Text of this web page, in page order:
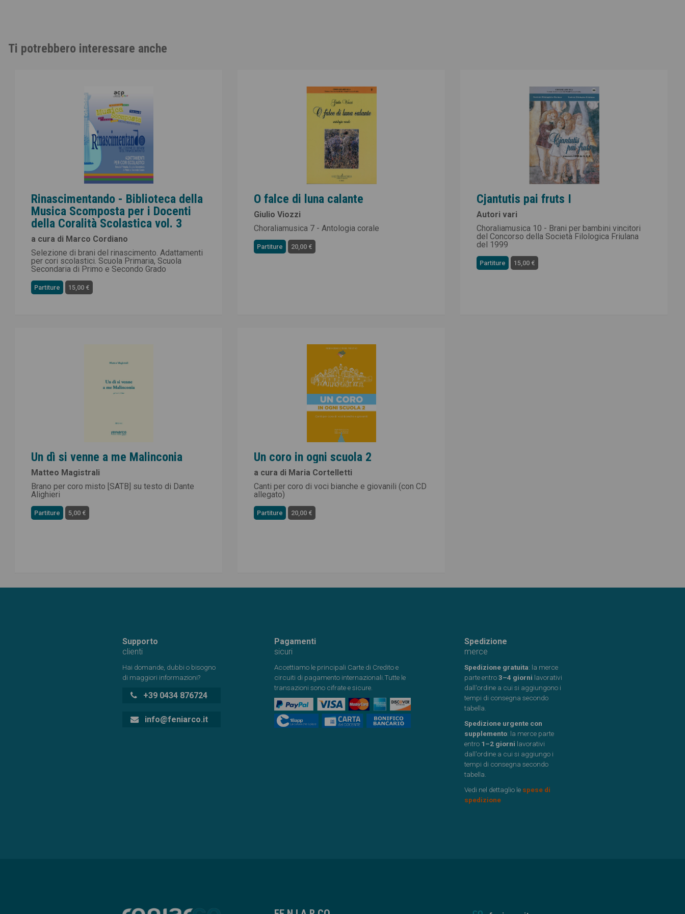
Ti potrebbero interessare anche
Rinascimentando - Biblioteca della
Musica Scomposta per i Docenti
della Coralità Scolastica vol. 3
a cura di Marco Cordiano
Selezione di brani del rinascimento. Adattamenti
per cori scolastici. Scuola Primaria, Scuola
Secondaria di Primo e Secondo Grado
Partiture 15,00 €
O falce di luna calante
Giulio Viozzi
Choraliamusica 7 - Antologia corale
Partiture 20,00 €
Cjantutis pai fruts I
Autori vari
Choraliamusica 10 - Brani per bambini vincitori
del Concorso della Società Filologica Friulana
del 1999
Partiture 15,00 €
Un dì si venne a me Malinconia
Matteo Magistrali
Brano per coro misto [SATB] su testo di Dante
Alighieri
Partiture 5,00 €
Un coro in ogni scuola 2
a cura di Maria Cortelletti
Canti per coro di voci bianche e giovanili (con CD
allegato)
Partiture 20,00 €
Supporto
clienti
Hai domande, dubbi o bisogno
di maggiori informazioni?
+39 0434 876724
info@feniarco.it
Pagamenti
sicuri
Accettiamo le principali Carte di Credito e
circuiti di pagamento internazionali.Tutte le
transazioni sono cifrate e sicure.
Spedizione
merce
Spedizione gratuita: la merce
parte entro3–4 giorni lavorativi
dall'ordine a cui si aggiungono i
tempi di consegna secondo
tabella.
Spedizione urgente con
supplemento: la merce parte
entro 1–2 giorni lavorativi
dall'ordine a cui si aggiungo i
tempi di consegna secondo
tabella.
Vedi nel dettaglio le spese di
spedizione